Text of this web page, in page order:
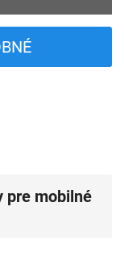
pre mobilné